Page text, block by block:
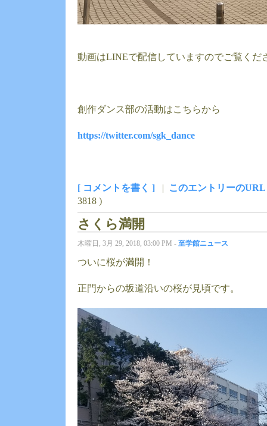
動画はLINEで配信していますのでご覧くだ
創作ダンス部の活動はこちらから
https://twitter.com/sgk_dance
[ コメントを書く ] | このエントリーのURL
3818 )
さくら満開
木曜日, 3月 29, 2018, 03:00 PM - 至学館ニュース
ついに桜が満開！
正門からの坂道沿いの桜が見頃です。